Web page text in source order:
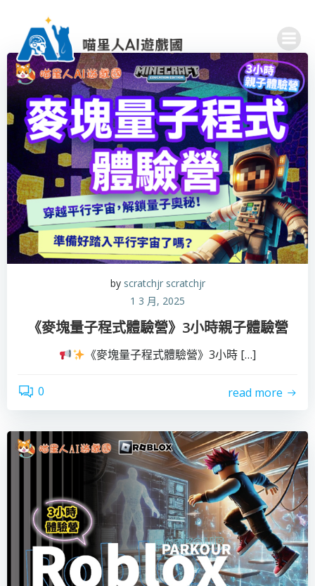
content
by scratchjr scratchjr
1 3 月, 2025
《麥塊量子程式體驗營》3小時親子體驗營
《麥塊量子程式體驗營》3小時 […]
0 read more